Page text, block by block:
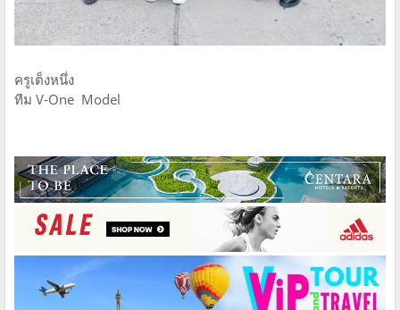
ครูเต็งหนึ่ง
ทีม V-One Model